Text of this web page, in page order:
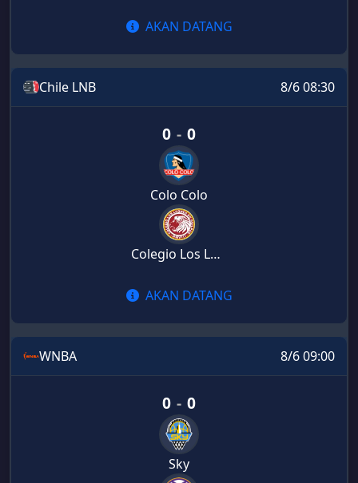
AKAN DATANG
Chile LNB 8/6 08:30
Colo Colo
0 - 0
Colegio Los Leones
AKAN DATANG
WNBA 8/6 09:00
Sky
0 - 0